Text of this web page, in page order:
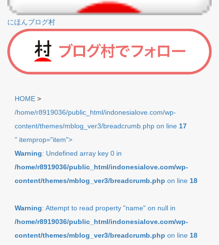
にほんブログ村
HOME >
/home/r8919036/public_html/indonesialove.com/wp-
content/themes/mblog_ver3/breadcrumb.php on line 17
" itemprop="item">
Warning: Undefined array key 0 in
/home/r8919036/public_html/indonesialove.com/wp-
content/themes/mblog_ver3/breadcrumb.php on line 18
Warning: Attempt to read property "name" on null in
/home/r8919036/public_html/indonesialove.com/wp-
content/themes/mblog_ver3/breadcrumb.php on line 18